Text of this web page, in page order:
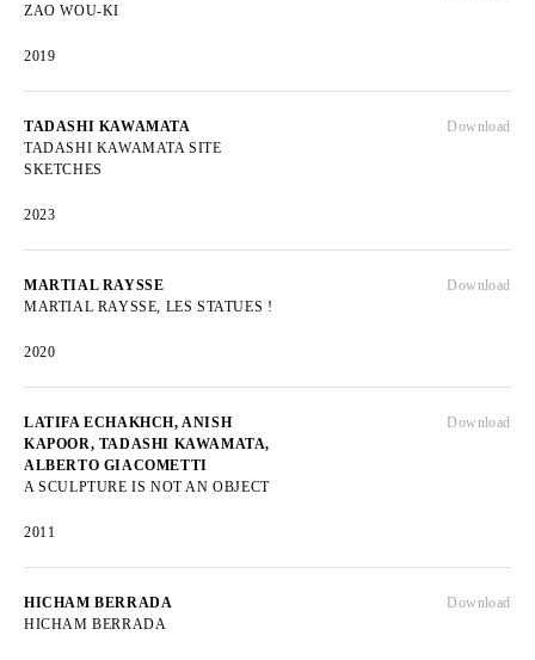
ZAO WOU-KI
2019
TADASHI KAWAMATA
TADASHI KAWAMATA SITE
SKETCHES
2023
Download
MARTIAL RAYSSE
MARTIAL RAYSSE, LES STATUES !
2020
Download
LATIFA ECHAKHCH, ANISH
KAPOOR, TADASHI KAWAMATA,
ALBERTO GIACOMETTI
A SCULPTURE IS NOT AN OBJECT
2011
Download
HICHAM BERRADA
HICHAM BERRADA
Download